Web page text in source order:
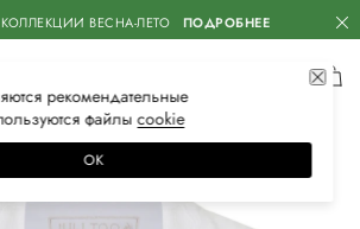
ВЕСНА-ЛЕТО ПОДРОБНЕЕ
Блузы и рубашки
рекомендательные
файлысооkiе
ОК